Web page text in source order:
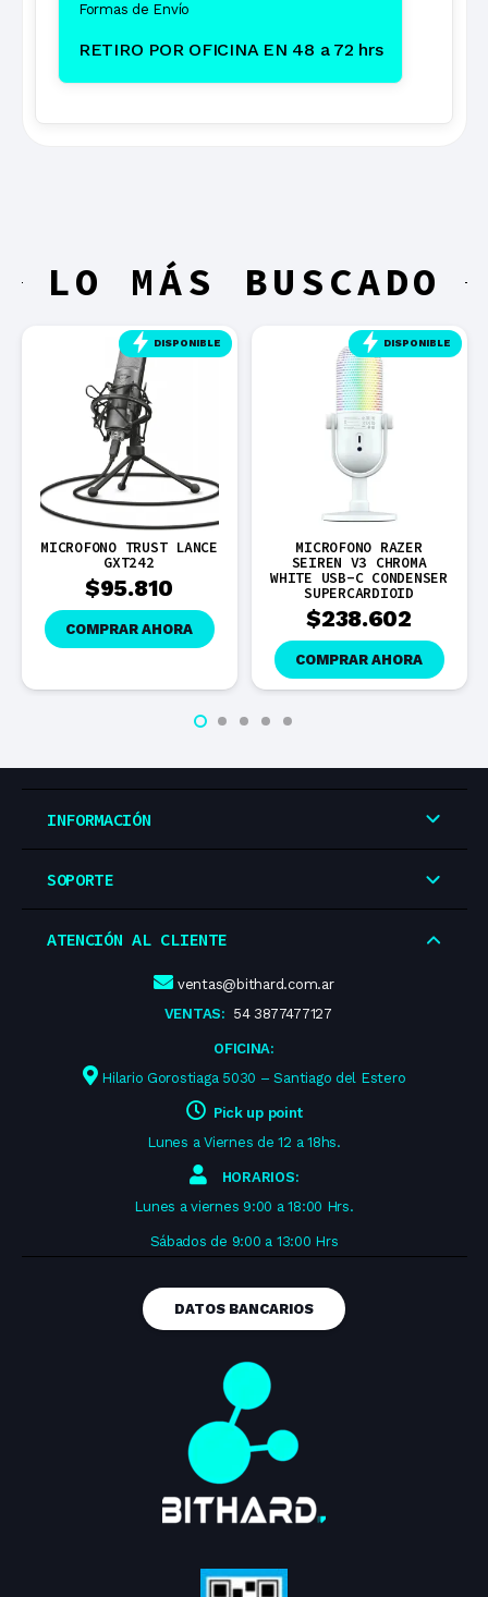
Formas de Envío
RETIRO POR OFICINA EN 48 a 72 hrs
LO MÁS BUSCADO
DISPONIBLE
MICROFONO TRUST LANCE
GXT242
$95.810
COMPRAR AHORA
DISPONIBLE
MICROFONO RAZER
SEIREN V3 CHROMA
WHITE USB-C CONDENSER
SUPERCARDIOID
$238.602
COMPRAR AHORA
INFORMACIÓN
SOPORTE
ATENCIÓN AL CLIENTE
ventas@bithard.com.ar
VENTAS: 54 3877477127
OFICINA:
Hilario Gorostiaga 5030 – Santiago del Estero
Pick up point
Lunes a Viernes de 12 a 18hs.
HORARIOS:
Lunes a viernes 9:00 a 18:00 Hrs.
Sábados de 9:00 a 13:00 Hrs
DATOS BANCARIOS